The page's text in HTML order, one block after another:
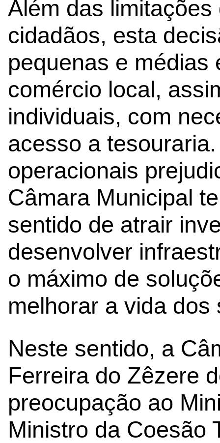
Além das
cidadãos, esta
pequenas e médias
comércio local,
individuais, com
acesso a
operacionais
Câmara Municipal
sentido de atrair
desenvolver
o máximo de
melhorar a vida
Neste sentido, a
Ferreira do Zêzere
preocupação ao
Ministro da Coesão